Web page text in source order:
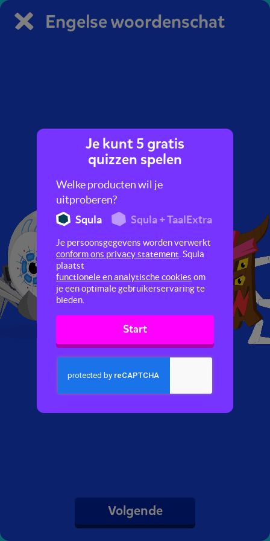
Engelse woordenschat
Hey slimmerik, denk jij dat
je beter bent dan wij in
Engelse woordenschat?
Volgende
Je kunt 5 gratis
quizzen spelen
Welke producten wil je
uitproberen?
Squla
Squla + TaalExtra
Je persoonsgegevens worden verwerkt
conform ons privacy statement . Squla
plaatst
functionele en analytische cookies om
je een optimale gebruikerservaring te
bieden.
Start